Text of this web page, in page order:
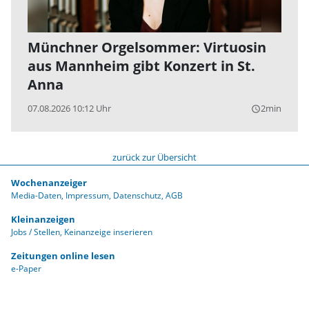
Münchner Orgelsommer: Virtuosin
aus Mannheim gibt Konzert in St.
Anna
07.08.2026 10:12 Uhr query_builder2min
zurück zur Übersicht
Wochenanzeiger
Media-Daten Impressum Datenschutz AGB
Kleinanzeigen
Jobs / Stellen Keinanzeige inserieren
Zeitungen online lesen
e-Paper